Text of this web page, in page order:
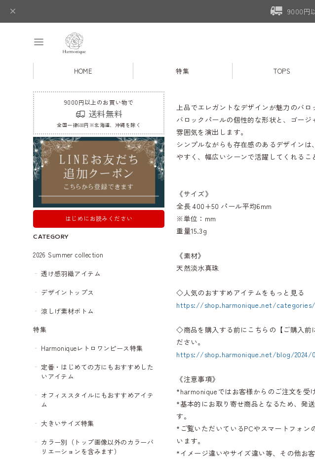
9000円
HOME 特集 TOPS
9000円以上のお買い物で
送料無料
全国一律600円※北海道、沖縄を除く
はじめにお読みください
CATEGORY
2026 Summer collection
透け感羽織アイテム
デザイントップス
涼しげ素材ボトム
特集
Harmoniqueレトロワンピース特集
定番・はじめての方にもおすすめした
いアイテム
オフィススタイルにもおすすめアイテ
ム
大きいサイズ特集
カラー別（トップ画像以外のカラーバ
リエーションを含みます）
上品でエレガントなデザインが魅力のバロ
バロックパールの個性的な形状と、ゴー
雰囲気を演出します。
シンプルながらも存在感のあるデザイン
やすく、幅広いシーンで活躍してくれるこ
《サイズ》
全長 400+50 パール平均6mm
※単位：mm
重量15.3g
《素材》
天然淡水真珠
◇人気のおすすめアイテムをもっと見る
https://shop.harmonique.net/categories/
◇商品を購入する前にこちらの【ご購入前
ださい。
https://shop.harmonique.net/blog/2024/
《注意事項》
*harmoniqueではお客様からのご注文を受
*基本的にお取り寄せ商品となるため、発
す。
*ご覧いただいているPCやスマートフォ
います。
*イメージ違いやサイズ違い等、その他お